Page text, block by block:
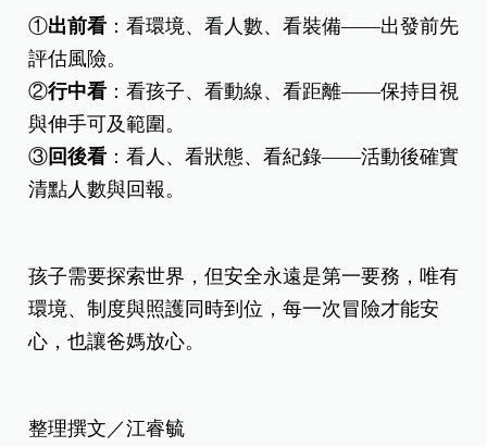
①出前看 ：看環境、看人數、看裝備——出發前先
評估風險。
②行中看 ：看孩子、看動線、看距離——保持目視
與伸手可及範圍。
③回後看 ：看人、看狀態、看紀錄——活動後確實
清點人數與回報。
孩子需要探索世界，但安全永遠是第一要務，唯有
環境、制度與照護同時到位，每一次冒險才能安
心，也讓爸媽放心。
整理撰文／江睿毓